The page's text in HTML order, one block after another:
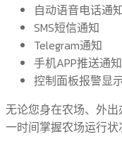
自动语音电话通
SMS短信通知
Telegram通知
手机APP推送通知
控制面板报警显
无论您身在农场、外
一时间掌握农场运行状